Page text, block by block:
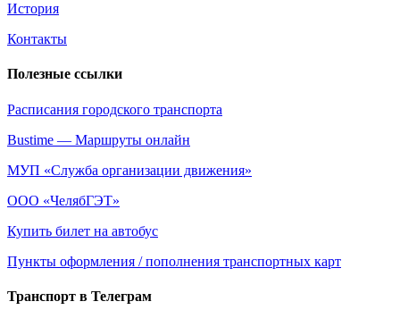
История
Контакты
Полезные ссылки
Расписания городского транспорта
Bustime — Маршруты онлайн
МУП «Служба организации движения»
ООО «ЧелябГЭТ»
Купить билет на автобус
Пункты оформления / пополнения транспортных карт
Транспорт в Телеграм